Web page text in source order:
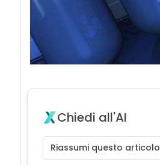
Chiedi all'AI
Riassumi questo articolo